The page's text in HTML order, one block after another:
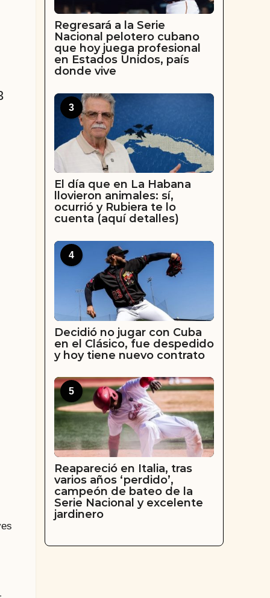
Regresará a la Serie
Nacional pelotero cubano
que hoy juega profesional
en Estados Unidos, país
donde vive
3
El día que en La Habana
llovieron animales: sí,
ocurrió y Rubiera te lo
cuenta (aquí detalles)
4
Decidió no jugar con Cuba
en el Clásico, fue despedido
y hoy tiene nuevo contrato
5
Reapareció en Italia, tras
varios años ‘perdido’,
campeón de bateo de la
Serie Nacional y excelente
jardinero